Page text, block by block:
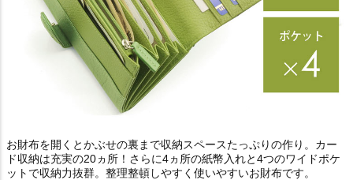
お財布を開くとかぶせの裏まで収納スペースたっぷりの作り。カー
ド収納は充実の20ヵ所！さらに4ヵ所の紙幣入れと4つのワイドポケ
ットで収納力抜群。整理整頓しやすく使いやすいお財布です。